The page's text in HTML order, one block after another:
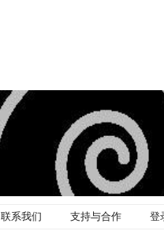
联系我们 支持与合作 登